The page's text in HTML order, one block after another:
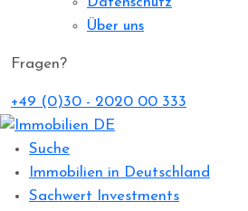
Über uns
Fragen?
+49 (0)30 - 2020 00 333
Suche
Immobilien in Deutschland
Sachwert Investments